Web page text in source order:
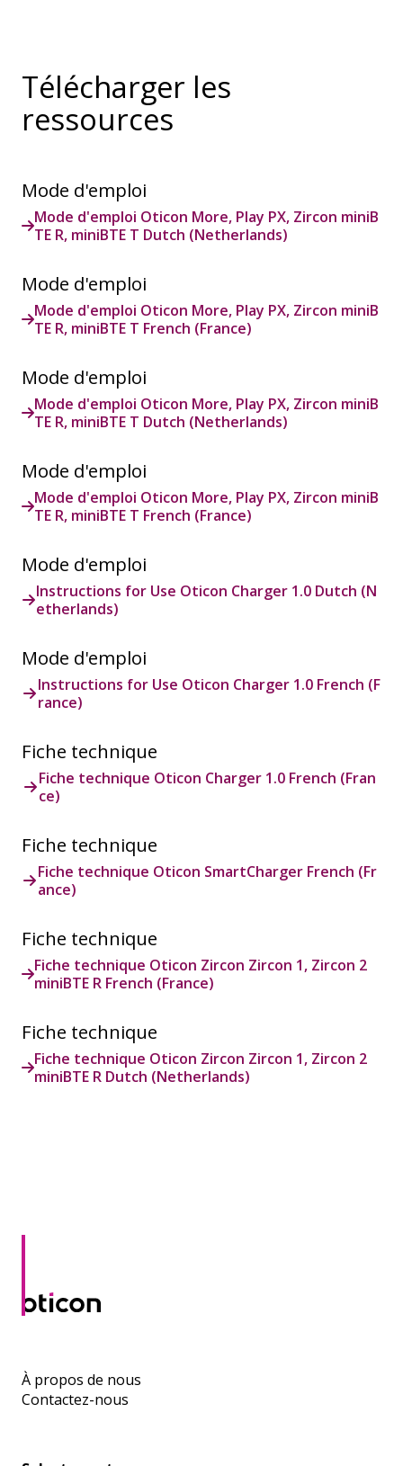
Télécharger les
ressources
Mode d'emploi
Mode d'emploi Oticon More, Play PX, Zircon miniB
TE R, miniBTE T Dutch (Netherlands)
Mode d'emploi
Mode d'emploi Oticon More, Play PX, Zircon miniB
TE R, miniBTE T French (France)
Mode d'emploi
Mode d'emploi Oticon More, Play PX, Zircon miniB
TE R, miniBTE T Dutch (Netherlands)
Mode d'emploi
Mode d'emploi Oticon More, Play PX, Zircon miniB
TE R, miniBTE T French (France)
Mode d'emploi
Instructions for Use Oticon Charger 1.0 Dutch (N
etherlands)
Mode d'emploi
Instructions for Use Oticon Charger 1.0 French (F
rance)
Fiche technique
Fiche technique Oticon Charger 1.0 French (Fran
ce)
Fiche technique
Fiche technique Oticon SmartCharger French (Fr
ance)
Fiche technique
Fiche technique Oticon Zircon Zircon 1, Zircon 2
miniBTE R French (France)
Fiche technique
Fiche technique Oticon Zircon Zircon 1, Zircon 2
miniBTE R Dutch (Netherlands)
À propos de nous
Contactez-nous